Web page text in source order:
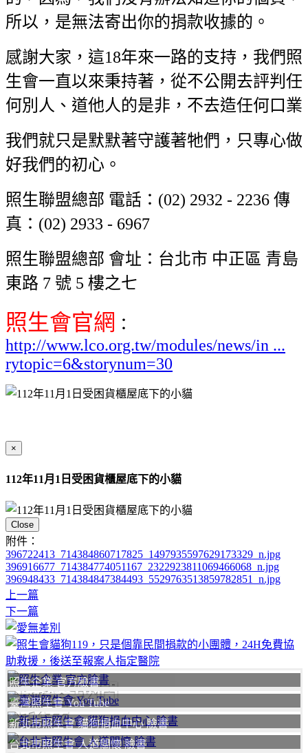
所以，是無法寄出你的捐款收據的。
感謝大家，這18年來一路的支持，我們照
生會一直以來秉持著，從不公開去評判任
何別人、道他人的是非，不去造任何口業
我們就只是默默著守護著牠們，只專心做
好我們的初心。
照生聯盟總部 電話：(02) 2932 - 2236 傳
真：(02) 2933 - 6967
照生聯盟總部 會址：台北市 中正區 青島
東路 7 號 5 樓之七
照生會官網 ：
http://www.lco.org.tw/modules/news/in ...
rytopic=6&storynum=30
×
112年11月1日受困貨櫃屋底下的小貓
Close
附件：
396722413_714384860717825_1497935597629173329_n.jpg
396916677_714384774051167_2322923811069466068_n.jpg
396948433_714384847384493_5529763513859782851_n.jpg
上一篇
下一篇
聯絡我們
我要
照生企業 官方臉書
臺灣照生會 You Tube
新北市照生會 貓狗捐血中心 臉書
台北市照生會 人道關懷 臉書